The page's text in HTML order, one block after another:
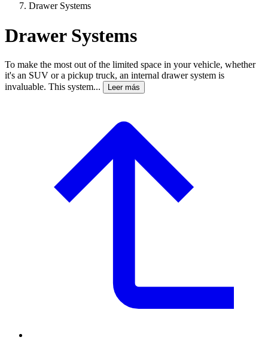
Drawer Systems
Drawer Systems
To make the most out of the limited space in your vehicle, whether
it's an SUV or a pickup truck, an internal drawer system is
invaluable. This system...
Leer más